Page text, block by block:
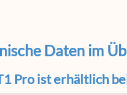
Daten im
Pro ist erhältlich